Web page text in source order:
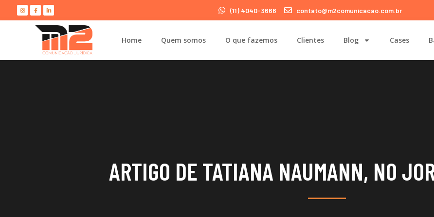
(11) 4040-3666 contato@m2comunicacao.com.br
Home Quem somos O que fazemos Clientes Blog Cases
ARTIGO DE TATIANA NAUMANN, NO